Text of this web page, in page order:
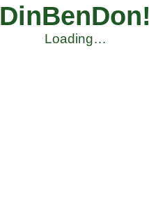
DinBenDon!
Loading…